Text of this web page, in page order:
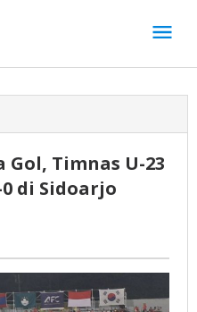
Gol, Timnas U-23
di Sidoarjo